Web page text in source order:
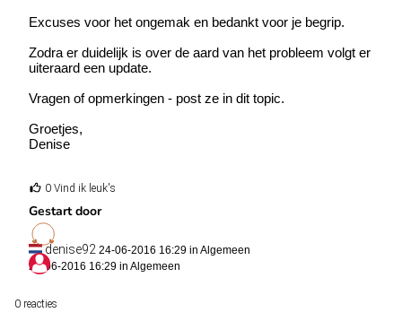
Excuses voor het ongemak en bedankt voor je begrip.
Zodra er duidelijk is over de aard van het probleem volgt er
uiteraard een update.
Vragen of opmerkingen - post ze in dit topic.
Groetjes,
Denise
0 Vind ik leuk's
Gestart door
denise92 24-06-2016 16:29 in Algemeen
24-06-2016 16:29 in Algemeen
0 reacties